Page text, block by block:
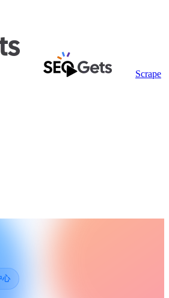
Scrape
心